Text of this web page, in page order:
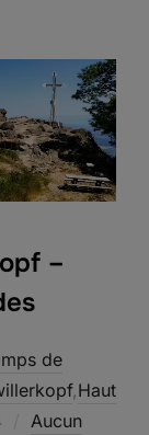
–
de
,Haut
Aucun